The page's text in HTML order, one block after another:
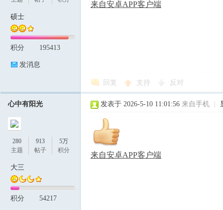
硕士
积分 195413
发消息
来自安卓APP客户端
回复 支持 反对
心中有阳光
280
主题
913
帖子
5万
积分
大三
积分 54217
发表于 2026-5-10 11:01:56 来自手机
来自安卓APP客户端